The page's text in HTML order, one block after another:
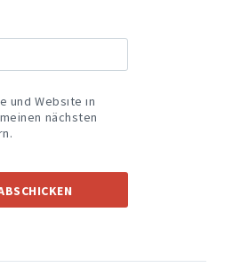
und Website in
nächsten